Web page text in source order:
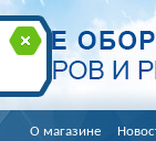
О магазине